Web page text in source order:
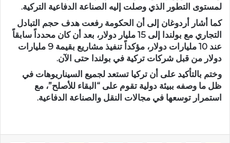
لمستوى التطور الذي وصلت إليه الصناعة الدفاعية التركية.
كما أشار أردوغان إلى أن الحكومة رفعت هدف حجم التبادل
التجاري مع بولندا إلى 15 مليار دولار، بعد أن كان محدداً سابقاً
عند 10 مليارات دولار، مؤكداً تنفيذ مشاريع بقيمة 9 مليارات
دولار من قبل شركات تركية في بولندا حتى الآن.
وختم بالتأكيد على أن تركيا تستعد لجميع السيناريوهات في
ظل ما وصفه ببيئة دولية تقوم على “البقاء للأصلح”، مع
استمرار توسعها في مجالات النقل والصناعة الدفاعية.